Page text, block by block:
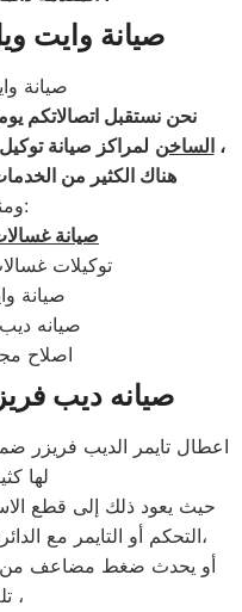
صيانة وايت
صيانة
نحن نستقبل اتصالاتكم
الساخن لمراكز صيانة
وايت ويل المعتمد في المحلة ،
هناك الكثير من
ومنها ما يلي:
صيانة
توكيلات
صيانة
صيانه
اصلاح
صيانه ديب
اعطال تايمر الديب فريزر
لها
حيث يعود ذلك إلى قطع
التحكم أو التايمر مع الدائرة الكهربائية الخلصة بالديب فريزر،
أو يحدث ضغط مضاعف من
تلف التايمر ،